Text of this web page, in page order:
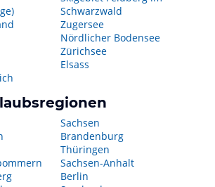
Schwarzwald
Zugersee
Nördlicher Bodensee
Zürichsee
Elsass
Sachsen
Brandenburg
Thüringen
Sachsen-Anhalt
Berlin